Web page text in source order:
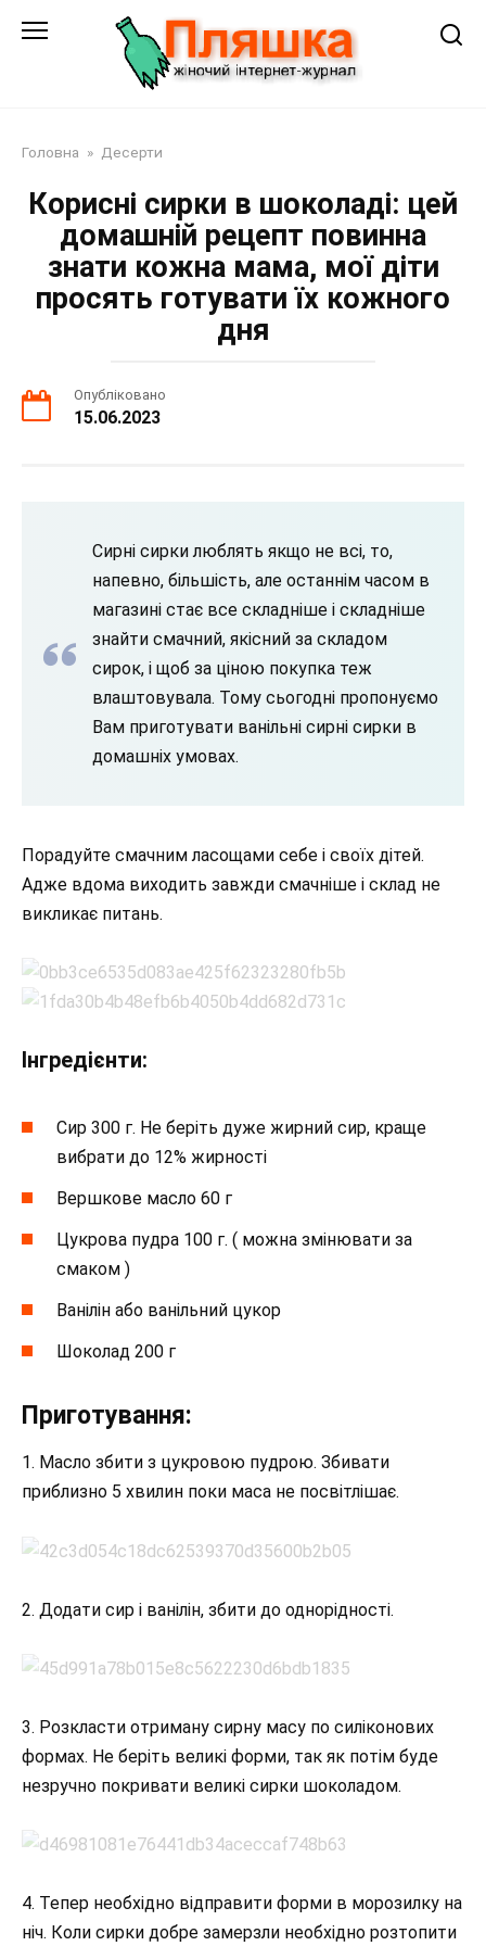
Головна » Десерти
Корисні сирки в шоколаді: цей
домашній рецепт повинна
знати кожна мама, мої діти
просять готувати їх кожного
дня
Опубліковано
15.06.2023
Сирні сирки люблять якщо не всі, то,
напевно, більшість, але останнім часом в
магазині стає все складніше і складніше
знайти смачний, якісний за складом
сирок, і щоб за ціною покупка теж
влаштовувала. Тому сьогодні пропонуємо
Вам приготувати ванільні сирні сирки в
домашніх умовах.
Порадуйте смачним ласощами себе і своїх дітей.
Адже вдома виходить завжди смачніше і склад не
викликає питань.
Інгредієнти:
Сир 300 г. Не беріть дуже жирний сир, краще
вибрати до 12% жирності
Вершкове масло 60 г
Цукрова пудра 100 г. ( можна змінювати за
смаком )
Ванілін або ванільний цукор
Шоколад 200 г
Приготування:
1. Масло збити з цукровою пудрою. Збивати
приблизно 5 хвилин поки маса не посвітлішає.
2. Додати сир і ванілін, збити до однорідності.
3. Розкласти отриману сирну масу по силіконових
формах. Не беріть великі форми, так як потім буде
незручно покривати великі сирки шоколадом.
4. Тепер необхідно відправити форми в морозилку на
ніч. Коли сирки добре замерзли необхідно розтопити